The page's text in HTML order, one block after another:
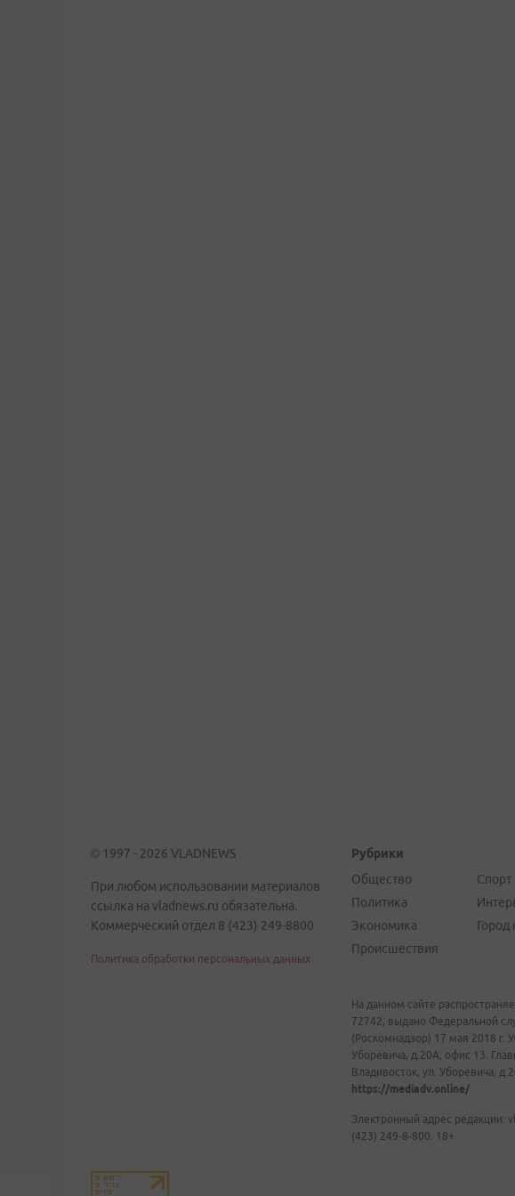
© 1997 - 2026 VLADNEWS
При любом использовании материалов
ссылка на vladnews.ru обязательна.
Коммерческий отдел 8 (423) 249-8800
Политика обработки персональных данных
Рубрики
Общество
Политика
Экономика
Происшествия
Спорт
Город
На данном сайте
72742, выдано Федеральной
(Роскомнадзор) 17 мая 2018 г.
Уборевича, д.20А, офис 13.
Владивосток, ул. Уборевича,
https://mediadv.online/
Электронный адрес редакции:
(423) 249-8-800. 18+